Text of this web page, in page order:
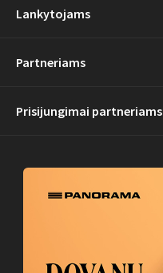
Lankytojams
Partneriams
Prisijungimai partneriams